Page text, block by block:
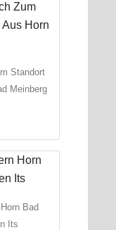
Standort
Meinberg
Bad
Its